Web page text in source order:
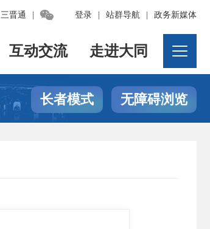
登录 站群导航 政务新媒体
三晋通 
互动交流 走进大同
长者模式 无障碍浏览